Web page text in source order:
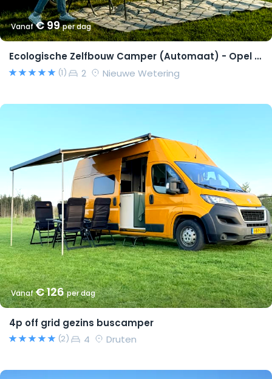
Vanaf€ 99per dag
Ecologische Zelfbouw Camper (Automaat) - Opel Movano 2015 – Richard
(1) 2 Nieuwe Wetering
Vanaf€ 126per dag
4p off grid gezins buscamper
(2) 4 Druten